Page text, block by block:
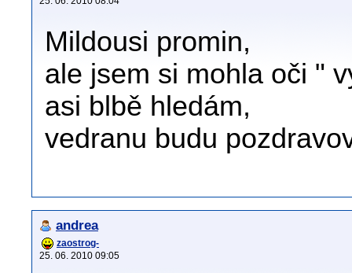
Mildousi promin,
ale jsem si mohla oči "
asi blbě hledám,
vedranu budu
andrea
zaostrog-
25. 06. 2010 09:05